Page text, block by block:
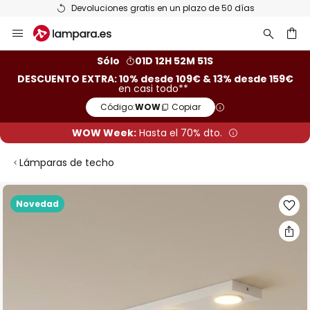
Devoluciones gratis en un plazo de 50 días
al
Sólo
01D 12H 52M 50S
DESCUENTO EXTRA: 10% desde 109€ & 13% desde 159€
en casi todo**
Código:WOW Copiar
WOW Week: Hasta el 70% dto.
Lámparas de techo
Novedad
Saltar
al